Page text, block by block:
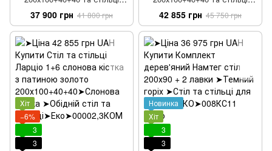
Ларціо 1+6 горіх темний з
патиною золото
37 900 грн 41 800 грн
Ларціо 1+6 з патиною
42 855 грн 45 750 грн
Хіт
−6%
3
3
Новинка
Хіт
3
3